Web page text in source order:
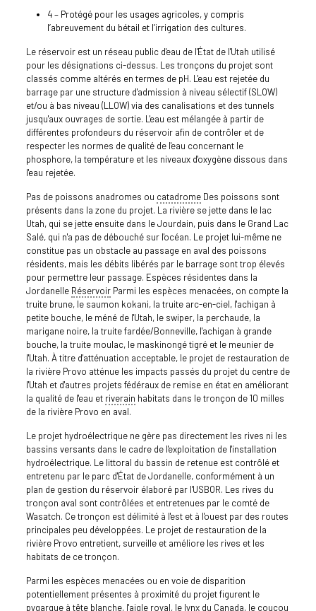
4 – Protégé pour les usages agricoles, y compris
l’abreuvement du bétail et l’irrigation des cultures.
Le réservoir est un réseau public d'eau de l'État de l'Utah utilisé
pour les désignations ci-dessus. Les tronçons du projet sont
classés comme altérés en termes de pH. L'eau est rejetée du
barrage par une structure d'admission à niveau sélectif (SLOW)
et/ou à bas niveau (LLOW) via des canalisations et des tunnels
jusqu'aux ouvrages de sortie. L'eau est mélangée à partir de
différentes profondeurs du réservoir afin de contrôler et de
respecter les normes de qualité de l'eau concernant le
phosphore, la température et les niveaux d'oxygène dissous dans
l'eau rejetée.
Pas de poissons anadromes ou catadromeDes poissons sont
présents dans la zone du projet. La rivière se jette dans le lac
Utah, qui se jette ensuite dans le Jourdain, puis dans le Grand Lac
Salé, qui n'a pas de débouché sur l'océan. Le projet lui-même ne
constitue pas un obstacle au passage en aval des poissons
résidents, mais les débits libérés par le barrage sont trop élevés
pour permettre leur passage. Espèces résidentes dans la
Jordanelle RéservoirParmi les espèces menacées, on compte la
truite brune, le saumon kokani, la truite arc-en-ciel, l'achigan à
petite bouche, le méné de l'Utah, le swiper, la perchaude, la
marigane noire, la truite fardée/Bonneville, l'achigan à grande
bouche, la truite moulac, le maskinongé tigré et le meunier de
l'Utah. À titre d'atténuation acceptable, le projet de restauration de
la rivière Provo atténue les impacts passés du projet du centre de
l'Utah et d'autres projets fédéraux de remise en état en améliorant
la qualité de l'eau et riverain habitats dans le tronçon de 10 milles
de la rivière Provo en aval.
Le projet hydroélectrique ne gère pas directement les rives ni les
bassins versants dans le cadre de l'exploitation de l'installation
hydroélectrique. Le littoral du bassin de retenue est contrôlé et
entretenu par le parc d'État de Jordanelle, conformément à un
plan de gestion du réservoir élaboré par l'USBOR. Les rives du
tronçon aval sont contrôlées et entretenues par le comté de
Wasatch. Ce tronçon est délimité à l'est et à l'ouest par des routes
principales peu développées. Le projet de restauration de la
rivière Provo entretient, surveille et améliore les rives et les
habitats de ce tronçon.
Parmi les espèces menacées ou en voie de disparition
potentiellement présentes à proximité du projet figurent le
pygargue à tête blanche, l'aigle royal, le lynx du Canada, le coucou